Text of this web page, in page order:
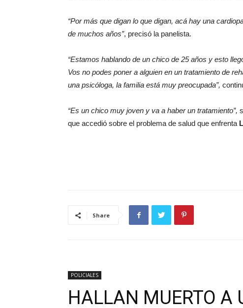
“Por más que digan lo que digan, acá hay una
de muchos años”, precisó la panelista.
“Estamos hablando de un chico de 25 años y esto
Vos no podes poner a alguien en un tratamiento de
una psicóloga, la familia está muy preocupada”,
“Es un chico muy joven y va a haber un tratamiento”,
que accedió sobre el problema de salud que enfrenta
Share